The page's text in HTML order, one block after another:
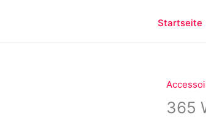
Startseite
365
365
Bag